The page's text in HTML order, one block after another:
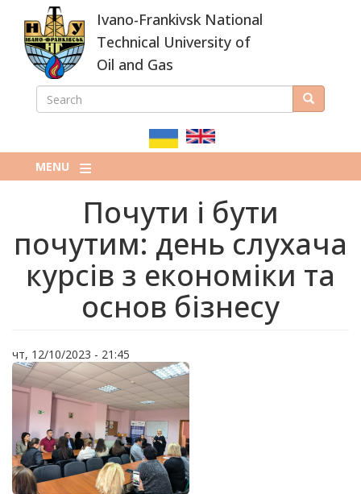
main
content
Ivano-Frankivsk National
Technical University of
Oil and Gas
ПОШУКОВА
SEARCH Search
MENU
Почути і бути
почутим: день слухача
курсів з економіки та
основ бізнесу
чт, 12/10/2023 - 21:45